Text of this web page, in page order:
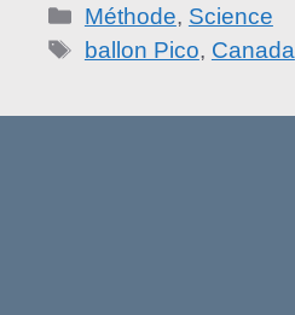
Catégories
Méthode, Science
Étiquettes
ballon Pico, Canada